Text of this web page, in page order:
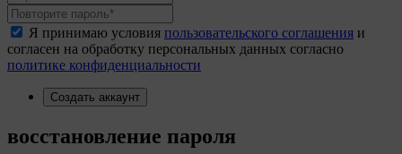
Я принимаю условия пользовательского соглашения и
согласен на обработку персональных данных согласно
политике конфиденциальности
Создать аккаунт
восстановление пароля